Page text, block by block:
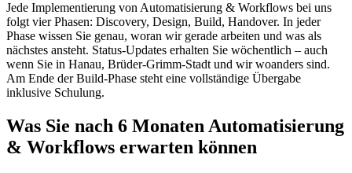
Jede Implementierung von Automatisierung & Workflows bei uns
folgt vier Phasen: Discovery, Design, Build, Handover. In jeder
Phase wissen Sie genau, woran wir gerade arbeiten und was als
nächstes ansteht. Status-Updates erhalten Sie wöchentlich – auch
wenn Sie in Hanau, Brüder-Grimm-Stadt und wir woanders sind.
Am Ende der Build-Phase steht eine vollständige Übergabe
inklusive Schulung.
Was Sie nach 6 Monaten Automatisierung
& Workflows erwarten können